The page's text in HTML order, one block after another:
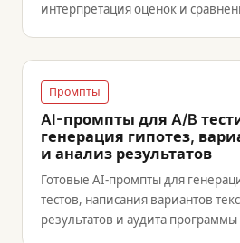
интерпретация оценок и
Промпты
AI-промпты для A/B
генерация гипотез,
и анализ результатов
Готовые AI-промпты для
тестов, написания вариантов
результатов и аудита